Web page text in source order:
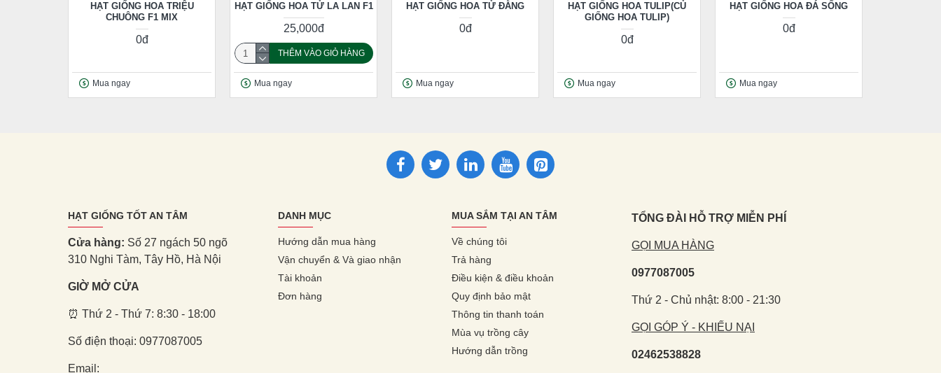
HẠT GIỐNG HOA TRIỆU
CHUÔNG F1 MIX
0đ
Mua ngay
HẠT GIỐNG HOA TỬ LA LAN F1
25,000đ
THÊM VÀO GIỎ HÀNG
Mua ngay
HẠT GIỐNG HOA TỬ ĐẰNG
0đ
Mua ngay
HẠT GIỐNG HOA TULIP(CỦ
GIỐNG HOA TULIP)
0đ
Mua ngay
HẠT GIỐNG HOA ĐÁ SỐNG
0đ
Mua ngay
HẠT GIỐNG TỐT AN TÂM
Cửa hàng: Số 27 ngách 50 ngõ
310 Nghi Tàm, Tây Hồ, Hà Nội
GIỜ MỞ CỬA
⏰ Thứ 2 - Thứ 7: 8:30 - 18:00
Số điện thoại: 0977087005
Email:
DANH MỤC
Hướng dẫn mua hàng
Vận chuyển & Và giao nhận
Tài khoản
Đơn hàng
MUA SẮM TẠI AN TÂM
Về chúng tôi
Trả hàng
Điều kiện & điều khoản
Quy định bảo mật
Thông tin thanh toán
Mùa vụ trồng cây
Hướng dẫn trồng
TỔNG ĐÀI HỖ TRỢ MIỄN PHÍ
GỌI MUA HÀNG
0977087005
Thứ 2 - Chủ nhật: 8:00 - 21:30
GỌI GÓP Ý - KHIẾU NẠI
02462538828